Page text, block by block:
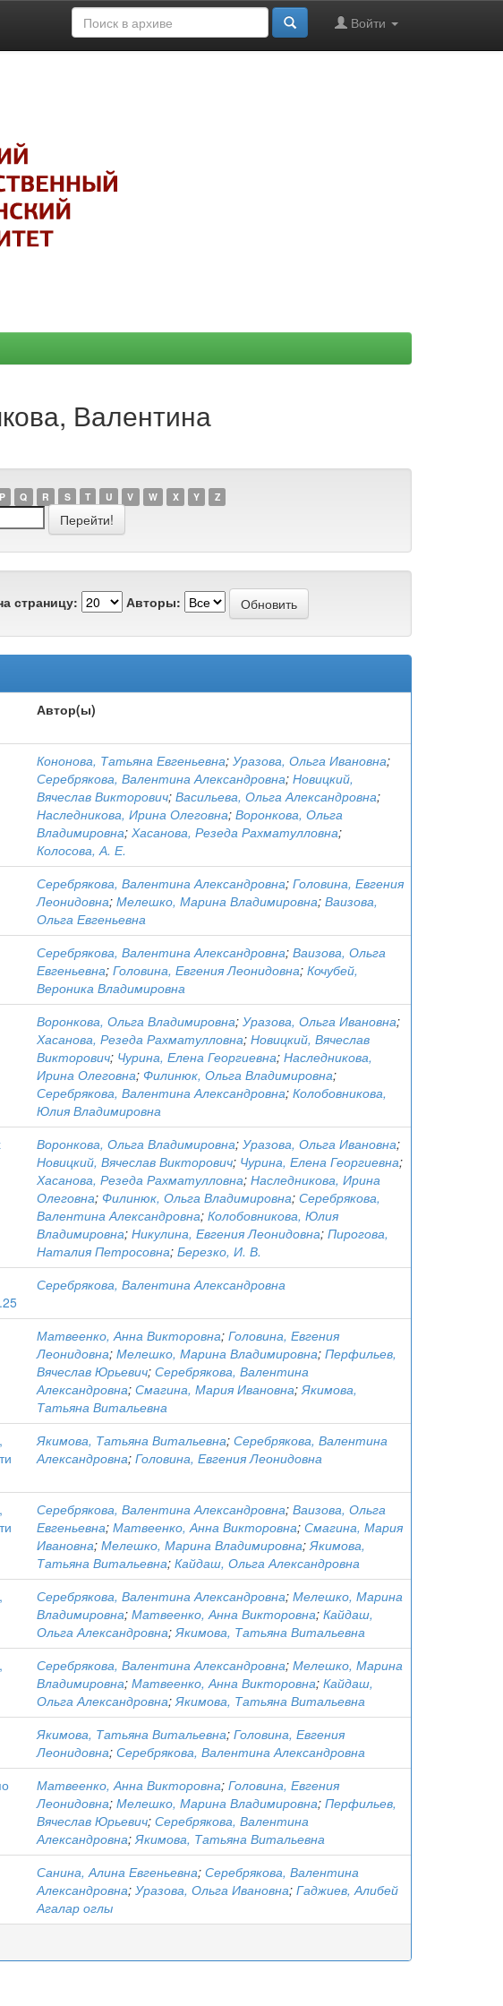
Войти
Валентина
P Q R S T U V W X Y Z
страницу: Авторы:
Автор(ы)
Кононова, Татьяна Евгеньевна; Уразова, Ольга Ивановна;
Серебрякова, Валентина Александровна; Новицкий,
Вячеслав Викторович; Васильева, Ольга Александровна;
Наследникова, Ирина Олеговна; Воронкова, Ольга
Владимировна; Хасанова, Резеда Рахматулловна;
Колосова, А. Е.
Серебрякова, Валентина Александровна; Головина, Евгения
Леонидовна; Мелешко, Марина Владимировна; Ваизова,
Ольга Евгеньевна
Серебрякова, Валентина Александровна; Ваизова, Ольга
Евгеньевна; Головина, Евгения Леонидовна; Кочубей,
Вероника Владимировна
Воронкова, Ольга Владимировна; Уразова, Ольга Ивановна;
Хасанова, Резеда Рахматулловна; Новицкий, Вячеслав
Викторович; Чурина, Елена Георгиевна; Наследникова,
Ирина Олеговна; Филинюк, Ольга Владимировна;
Серебрякова, Валентина Александровна; Колобовникова,
Юлия Владимировна
Воронкова, Ольга Владимировна; Уразова, Ольга Ивановна;
Новицкий, Вячеслав Викторович; Чурина, Елена Георгиевна;
Хасанова, Резеда Рахматулловна; Наследникова, Ирина
Олеговна; Филинюк, Ольга Владимировна; Серебрякова,
Валентина Александровна; Колобовникова, Юлия
Владимировна; Никулина, Евгения Леонидовна; Пирогова,
Наталия Петросовна; Березко, И. В.
Серебрякова, Валентина Александровна
Матвеенко, Анна Викторовна; Головина, Евгения
Леонидовна; Мелешко, Марина Владимировна; Перфильев,
Вячеслав Юрьевич; Серебрякова, Валентина
Александровна; Смагина, Мария Ивановна;Якимова,
Татьяна Витальевна
Якимова, Татьяна Витальевна; Серебрякова, Валентина
Александровна; Головина, Евгения Леонидовна
Серебрякова, Валентина Александровна; Ваизова, Ольга
Евгеньевна; Матвеенко, Анна Викторовна; Смагина, Мария
Ивановна; Мелешко, Марина Владимировна;Якимова,
Татьяна Витальевна; Кайдаш, Ольга Александровна
Серебрякова, Валентина Александровна; Мелешко, Марина
Владимировна; Матвеенко, Анна Викторовна; Кайдаш,
Ольга Александровна;Якимова, Татьяна Витальевна
Серебрякова, Валентина Александровна; Мелешко, Марина
Владимировна; Матвеенко, Анна Викторовна; Кайдаш,
Ольга Александровна;Якимова, Татьяна Витальевна
Якимова, Татьяна Витальевна; Головина, Евгения
Леонидовна; Серебрякова, Валентина Александровна
Матвеенко, Анна Викторовна; Головина, Евгения
Леонидовна; Мелешко, Марина Владимировна; Перфильев,
Вячеслав Юрьевич; Серебрякова, Валентина
Александровна;Якимова, Татьяна Витальевна
Санина, Алина Евгеньевна; Серебрякова, Валентина
Александровна; Уразова, Ольга Ивановна; Гаджиев, Алибей
Агалар оглы